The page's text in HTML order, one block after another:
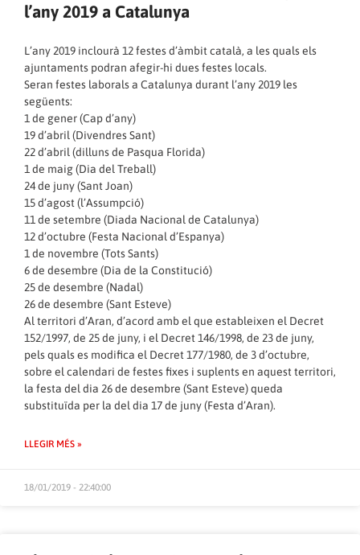
l’any 2019 a Catalunya
L’any 2019 inclourà 12 festes d’àmbit català, a les quals els
ajuntaments podran afegir-hi dues festes locals.
Seran festes laborals a Catalunya durant l’any 2019 les
següents:
1 de gener (Cap d’any)
19 d’abril (Divendres Sant)
22 d’abril (dilluns de Pasqua Florida)
1 de maig (Dia del Treball)
24 de juny (Sant Joan)
15 d’agost (l’Assumpció)
11 de setembre (Diada Nacional de Catalunya)
12 d’octubre (Festa Nacional d’Espanya)
1 de novembre (Tots Sants)
6 de desembre (Dia de la Constitució)
25 de desembre (Nadal)
26 de desembre (Sant Esteve)
Al territori d’Aran, d’acord amb el que estableixen el Decret
152/1997, de 25 de juny, i el Decret 146/1998, de 23 de juny,
pels quals es modifica el Decret 177/1980, de 3 d’octubre,
sobre el calendari de festes fixes i suplents en aquest territori,
la festa del dia 26 de desembre (Sant Esteve) queda
substituïda per la del dia 17 de juny (Festa d’Aran).
LLEGIR MÉS »
18/01/2019 - 22:40:00